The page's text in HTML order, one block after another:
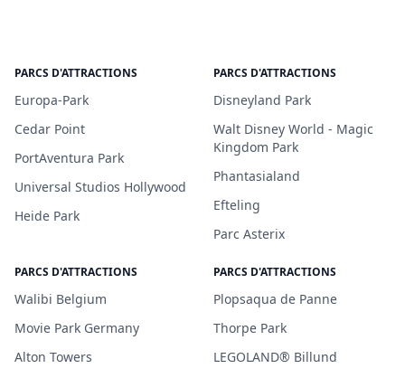
PARCS D'ATTRACTIONS
Europa-Park
Cedar Point
PortAventura Park
Universal Studios Hollywood
Heide Park
PARCS D'ATTRACTIONS
Disneyland Park
Walt Disney World - Magic
Kingdom Park
Phantasialand
Efteling
Parc Asterix
PARCS D'ATTRACTIONS
Walibi Belgium
Movie Park Germany
Alton Towers
PARCS D'ATTRACTIONS
Plopsaqua de Panne
Thorpe Park
LEGOLAND® Billund